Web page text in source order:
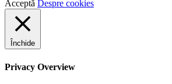
Acceptă Despre cookies
Închide
Privacy Overview